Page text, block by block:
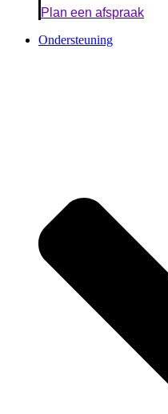
Plan een afspraak
Ondersteuning